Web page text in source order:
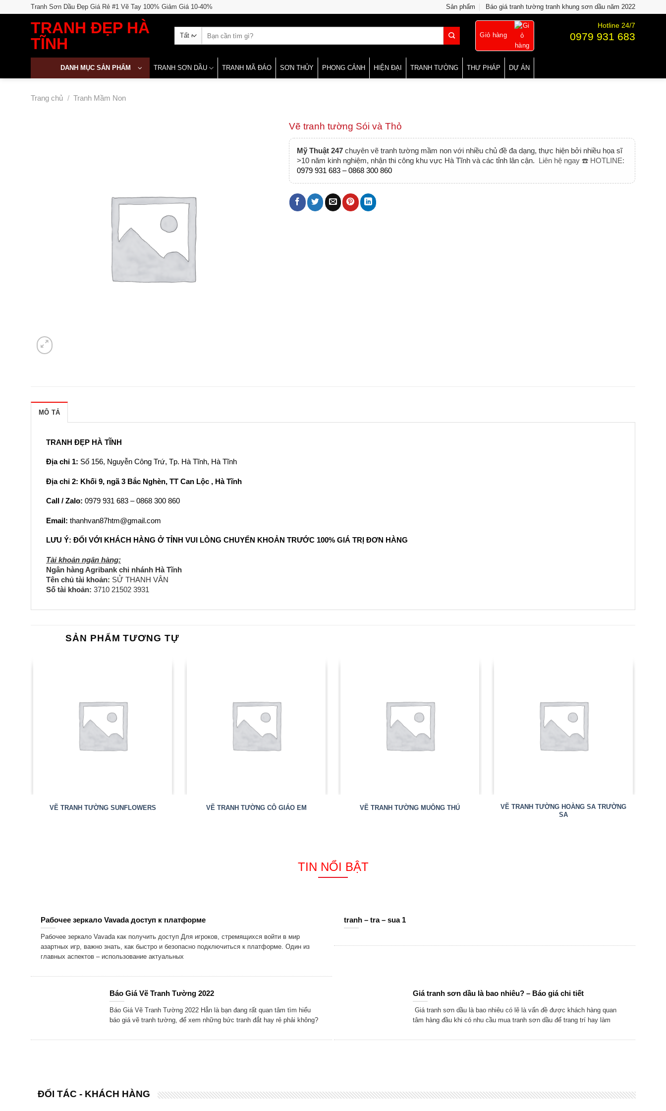
to
Tranh Sơn Dầu Đẹp Giá Rẻ #1 Vẽ Tay 100% Giảm Giá 10-40% Sản phẩm Báo giá tranh tường tranh khung sơn dầu năm 2022
TRANH ĐẸP HÀ
TĨNH
kiếm:
Giỏ hàng
Hotline 24/7
0979 931 683
DANH MỤC SẢN PHẨM TRANH SƠN DẦU TRANH MÃ ĐÁO SƠN THỦY PHONG CẢNH HIỆN ĐẠI TRANH TƯỜNG THƯ PHÁP DỰ ÁN
Trang chủ / Tranh Mầm Non
Vẽ tranh tường Sói và Thỏ
Mỹ Thuật 247chuyên vẽ tranh tường mầm non với nhiều chủ đề đa dạng, thực hiện bởi nhiều họa sĩ
>10 năm kinh nghiệm, nhận thi công khu vực Hà Tĩnh và các tỉnh lân cận. Liên hệ ngay ☎️ HOTLINE:
0979 931 683 – 0868 300 860
MÔ TẢ
TRANH ĐẸP HÀ TĨNH
Địa chỉ 1: Số 156, Nguyễn Công Trứ, Tp. Hà Tĩnh, Hà Tĩnh
Địa chỉ 2: Khối 9, ngã 3 Bắc Nghèn, TT Can Lộc , Hà Tĩnh
Call / Zalo: 0979 931 683 – 0868 300 860
Email: thanhvan87htm@gmail.com
LƯU Ý: ĐỐI VỚI KHÁCH HÀNG Ở TỈNH VUI LÒNG CHUYỂN KHOẢN TRƯỚC 100% GIÁ TRỊ ĐƠN HÀNG
Tài khoản ngân hàng:
Ngân hàng Agribank chi nhánh Hà Tĩnh
Tên chủ tài khoản: SỬ THANH VÂN
Số tài khoản: 3710 21502 3931
SẢN PHẨM TƯƠNG TỰ
VẼ TRANH TƯỜNG SUNFLOWERS VẼ TRANH TƯỜNG CÔ GIÁO EM VẼ TRANH TƯỜNG MUÔNG THÚ
VẼ TRANH TƯỜNG HOÀNG SA TRƯỜNG
SA
TIN NỔI BẬT
Рабочее зеркало Vavada доступ к платформе
Рабочее зеркало Vavada как получить доступ Для игроков, стремящихся войти в мир
азартных игр, важно знать, как быстро и безопасно подключиться к платформе. Один из
главных аспектов – использование актуальных
tranh – tra – sua 1
Báo Giá Vẽ Tranh Tường 2022
Báo Giá Vẽ Tranh Tường 2022 Hẳn là bạn đang rất quan tâm tìm hiểu
báo giá vẽ tranh tường, để xem những bức tranh đắt hay rẻ phải không?
Giá tranh sơn dầu là bao nhiêu? – Báo giá chi tiết
Giá tranh sơn dầu là bao nhiêu có lẽ là vấn đề được khách hàng quan
tâm hàng đầu khi có nhu cầu mua tranh sơn dầu để trang trí hay làm
ĐỐI TÁC - KHÁCH HÀNG